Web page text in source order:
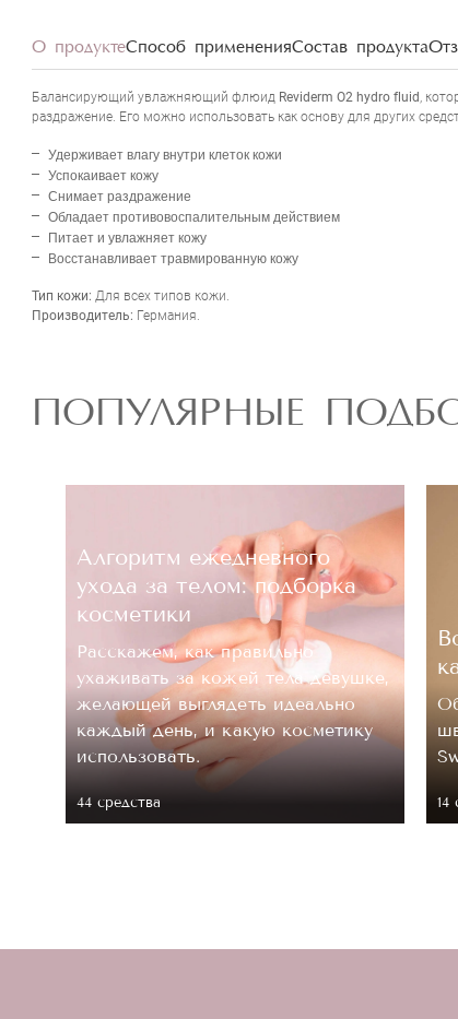
О продуктеСпособ примененияСостав продукта
Балансирующий увлажняющий флюид Reviderm O2 hydro fluid ,
раздражение. Его можно использовать как основу для других
Удерживает влагу внутри клеток кожи
Успокаивает кожу
Снимает раздражение
Обладает противовоспалительным действием
Питает и увлажняет кожу
Восстанавливает травмированную кожу
Тип кожи: Для всех типов кожи.
Производитель: Германия.
ПОПУЛЯРНЫЕ
Алгоритм ежедневного
ухода за телом: подборка
косметики
Расскажем, как правильно
ухаживать за кожей тела девушке,
желающей выглядеть идеально
каждый день, и какую косметику
использовать.
44 средствa 14